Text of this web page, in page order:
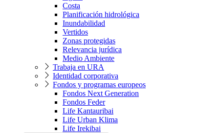
Costa
Planificación hidrológica
Inundabilidad
Vertidos
Zonas protegidas
Relevancia jurídica
Medio Ambiente
Trabaja en URA
Identidad corporativa
Fondos y programas europeos
Fondos Next Generation
Fondos Feder
Life Kantauribai
Life Urban Klima
Life Irekibai